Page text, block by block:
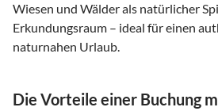
Wiesen und Wälder als natürlicher
Erkundungsraum – ideal für einen
naturnahen Urlaub.
Die Vorteile einer Buchung